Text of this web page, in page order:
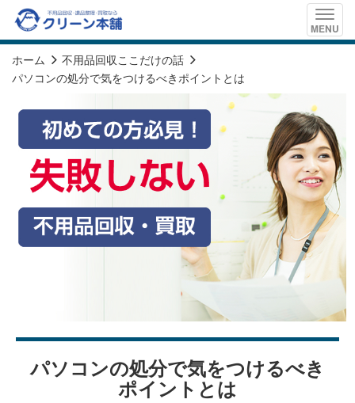
Toggle
MENU
ホーム
不用品回収ここだけの話
パソコンの処分で気をつけるべきポイントとは
パソコンの処分で気をつけるべき
ポイントとは